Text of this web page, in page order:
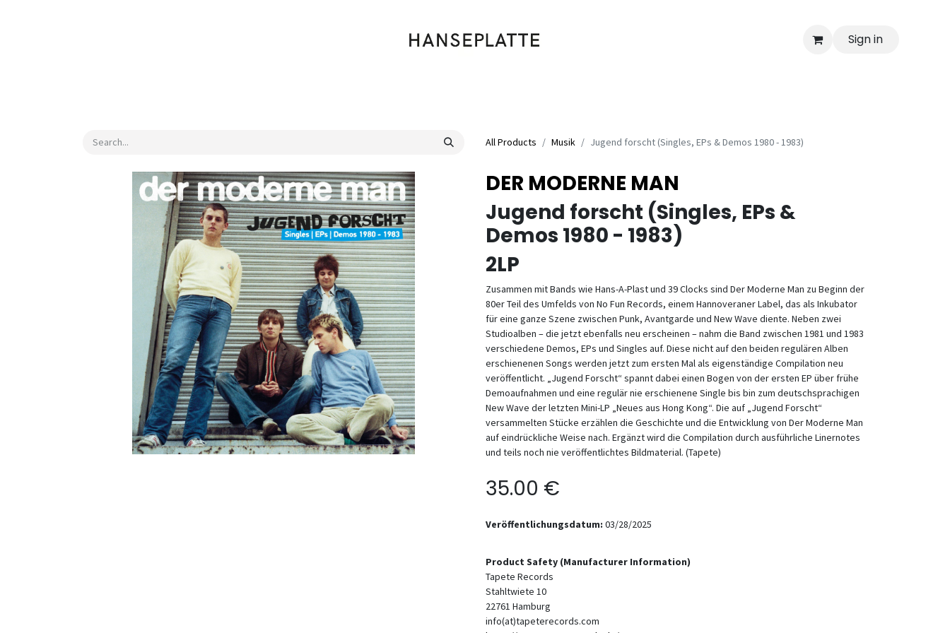
Sign in
All Products Musik Jugend forscht (Singles, EPs & Demos 1980 - 1983)
DER MODERNE MAN
Jugend forscht (Singles, EPs &
Demos 1980 - 1983)
2LP
Zusammen mit Bands wie Hans-A-Plast und 39 Clocks sind Der Moderne Man zu Beginn der
80er Teil des Umfelds von No Fun Records, einem Hannoveraner Label, das als Inkubator
für eine ganze Szene zwischen Punk, Avantgarde und New Wave diente. Neben zwei
Studioalben – die jetzt ebenfalls neu erscheinen – nahm die Band zwischen 1981 und 1983
verschiedene Demos, EPs und Singles auf. Diese nicht auf den beiden regulären Alben
erschienenen Songs werden jetzt zum ersten Mal als eigenständige Compilation neu
veröffentlicht. „Jugend Forscht“ spannt dabei einen Bogen von der ersten EP über frühe
Demoaufnahmen und eine regulär nie erschienene Single bis bin zum deutschsprachigen
New Wave der letzten Mini-LP „Neues aus Hong Kong“. Die auf „Jugend Forscht“
versammelten Stücke erzählen die Geschichte und die Entwicklung von Der Moderne Man
auf eindrückliche Weise nach. Ergänzt wird die Compilation durch ausführliche Linernotes
und teils noch nie veröffentlichtes Bildmaterial. (Tapete)
35.00 €
Veröffentlichungsdatum: 03/28/2025
Product Safety (Manufacturer Information)
Tapete Records
Stahltwiete 10
22761 Hamburg
info(at)tapeterecords.com